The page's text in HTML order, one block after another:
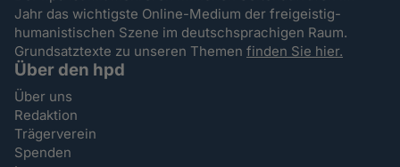
Jahr das wichtigste Online-Medium der freigeistig-
humanistischen Szene im deutschsprachigen Raum.
Grundsatztexte zu unseren Themenfinden Sie hier.
Über den hpd
Über uns
Redaktion
Trägerverein
Spenden